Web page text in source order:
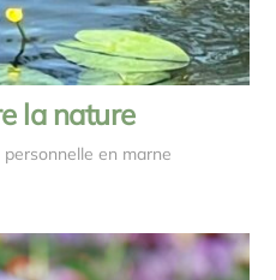
la nature
en marne